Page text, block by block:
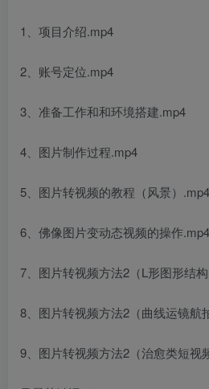
1、项目介绍.mp4
2、账号定位.mp4
3、准备工作和和环境搭建.mp4
4、图片制作过程.mp4
5、图片转视频的教程（风景）.mp4
6、佛像图片变动态视频的操作.mp4
7、图片转视频方法2（L形图形结
8、图片转视频方法2（曲线运镜航
9、图片转视频方法2（治愈类短视